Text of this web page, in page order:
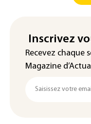
Inscrivez
Recevez chaque
Magazine